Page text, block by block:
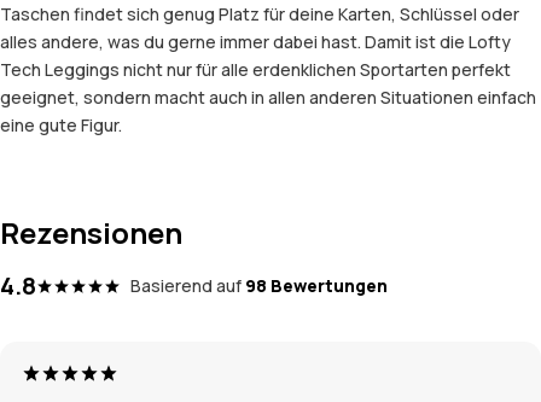
Taschen findet sich genug Platz für deine Karten, Schlüssel oder
alles andere, was du gerne immer dabei hast. Damit ist die Lofty
Tech Leggings nicht nur für alle erdenklichen Sportarten perfekt
geeignet, sondern macht auch in allen anderen Situationen einfach
eine gute Figur.
Rezensionen
4.8 Basierend auf 98 Bewertungen